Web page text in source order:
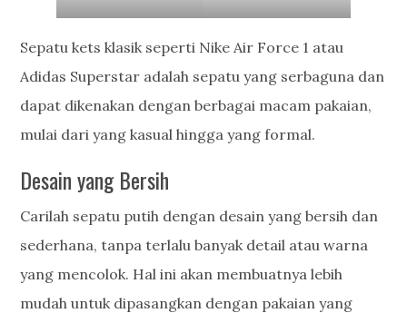
Sepatu kets klasik seperti Nike Air Force 1 atau
Adidas Superstar adalah sepatu yang serbaguna dan
dapat dikenakan dengan berbagai macam pakaian,
mulai dari yang kasual hingga yang formal.
Desain yang Bersih
Carilah sepatu putih dengan desain yang bersih dan
sederhana, tanpa terlalu banyak detail atau warna
yang mencolok. Hal ini akan membuatnya lebih
mudah untuk dipasangkan dengan pakaian yang